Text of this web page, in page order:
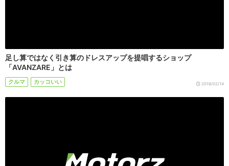
足し算ではなく引き算のドレスアップを提唱するショップ
「AVANZARE」とは
クルマ カッコいい 2018/02/14